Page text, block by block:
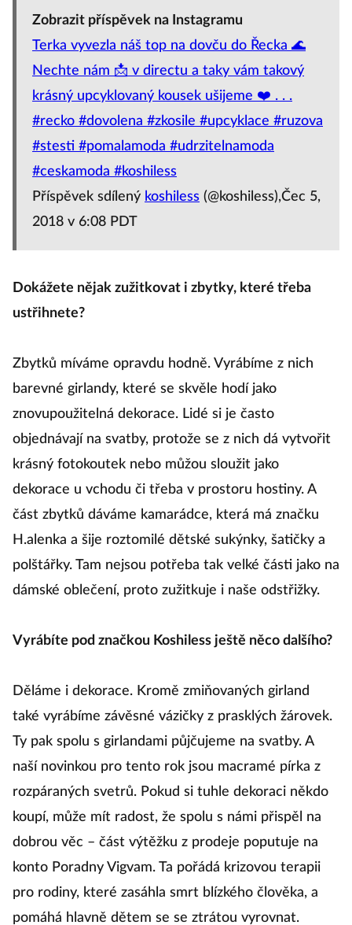
Zobrazit příspěvek na Instagramu
Terka vyvezla náš top na dovču do Řecka 🌊
Nechte nám 📩 v directu a taky vám takový
krásný upcyklovaný kousek ušijeme ❤️ . . .
#recko #dovolena #zkosile #upcyklace #ruzova
#stesti #pomalamoda #udrzitelnamoda
#ceskamoda #koshiless
Příspěvek sdílený koshiless (@koshiless),Čec 5,
2018 v 6:08 PDT
Dokážete nějak zužitkovat i zbytky, které třeba
ustřihnete?
Zbytků míváme opravdu hodně. Vyrábíme z nich
barevné girlandy, které se skvěle hodí jako
znovupoužitelná dekorace. Lidé si je často
objednávají na svatby, protože se z nich dá vytvořit
krásný fotokoutek nebo můžou sloužit jako
dekorace u vchodu či třeba v prostoru hostiny. A
část zbytků dáváme kamarádce, která má značku
H.alenka a šije roztomilé dětské sukýnky, šatičky a
polštářky. Tam nejsou potřeba tak velké části jako na
dámské oblečení, proto zužitkuje i naše odstřižky.
Vyrábíte pod značkou Koshiless ještě něco dalšího?
Děláme i dekorace. Kromě zmiňovaných girland
také vyrábíme závěsné vázičky z prasklých žárovek.
Ty pak spolu s girlandami půjčujeme na svatby. A
naší novinkou pro tento rok jsou macramé pírka z
rozpáraných svetrů. Pokud si tuhle dekoraci někdo
koupí, může mít radost, že spolu s námi přispěl na
dobrou věc – část výtěžku z prodeje poputuje na
konto Poradny Vigvam. Ta pořádá krizovou terapii
pro rodiny, které zasáhla smrt blízkého člověka, a
pomáhá hlavně dětem se se ztrátou vyrovnat.